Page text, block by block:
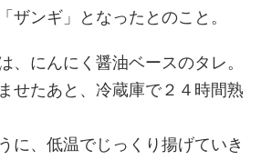
ザンギ」となったとのこと。
、にんにく醤油ベースのタレ。
せたあと、冷蔵庫で２４時間熟
に、低温でじっくり揚げていき